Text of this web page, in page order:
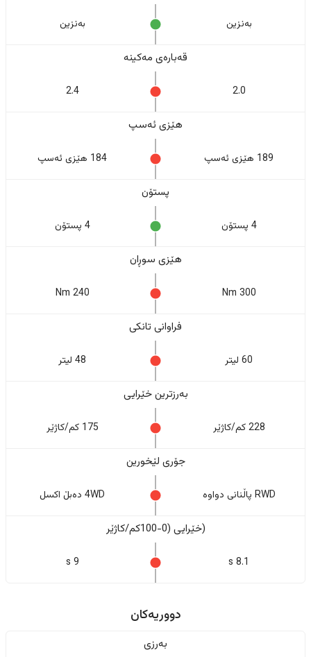
بەنزین بەنزین
قەبارەی مەکینە
2.0
2.4
هێزی ئەسپ
189 هێزی ئەسپ 184 هێزی ئەسپ
پستۆن
4 پستۆن 4 پستۆن
هێزی سوڕان
300 Nm
240 Nm
فراوانی تانکی
60 لیتر 48 لیتر
بەرزترین خێرایی
228 کم/کاژێر 175 کم/کاژێر
جۆری لێخورین
RWD پاڵنانی دواوە 4WD دەبڵ اکسل
(خێرایی (0-100کم/کاژێر
8.1 s
9 s
دووریەکان
بەرزی